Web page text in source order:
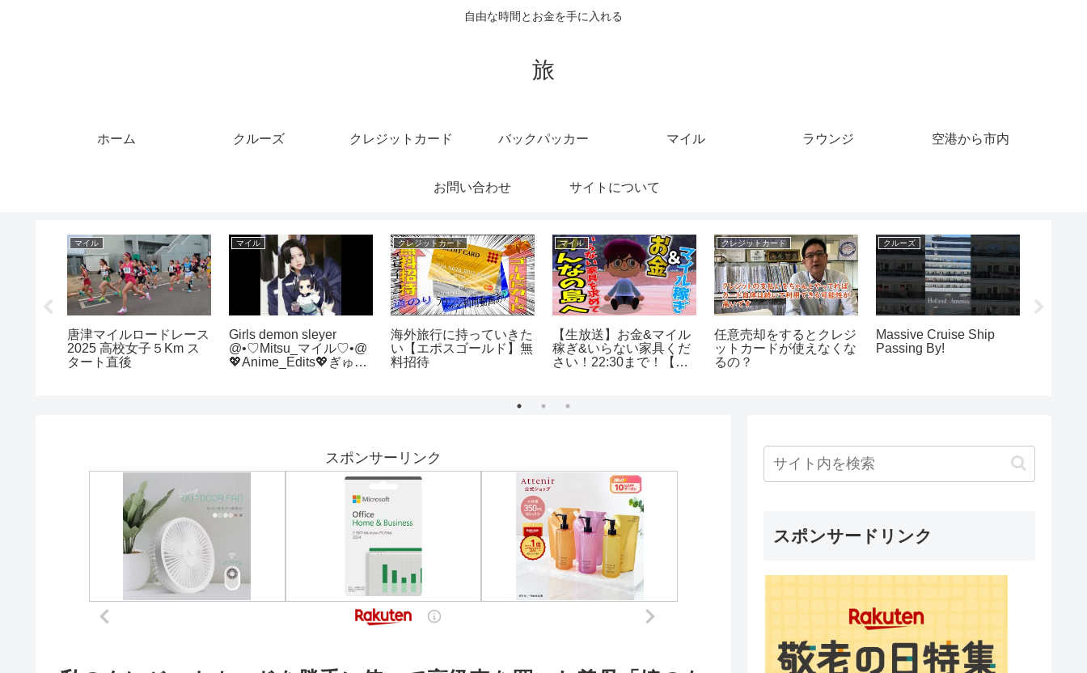
自由な時間とお金を手に入れる
旅
ホーム クルーズ クレジットカード バックパッカー マイル ラウンジ 空港から市内
お問い合わせ サイトについて
クレジットカード
中国の不良債権が64％
急増！クレジットカード
は8000万枚以上減少、
クルーズ
Indian 🇮🇳 Army saved
the Cruise ship 🚢 from
sinking⚓ #ai #army
クレジットカード
クレジットカードを配っ
た結果😆😕😐😆
マイル
【Mt.FUJI100に向け
て】トレラン100マイル
（166km)/初完走に向け
3200m/どんな練習？/身
マイル
30 購読者のマイルスト
ーン ビデオ
マイル
マイルも貯まるよ
スポンサーリンク
スポンサードリンク